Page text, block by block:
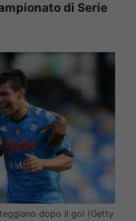
di Serie
dopo il gol (Getty